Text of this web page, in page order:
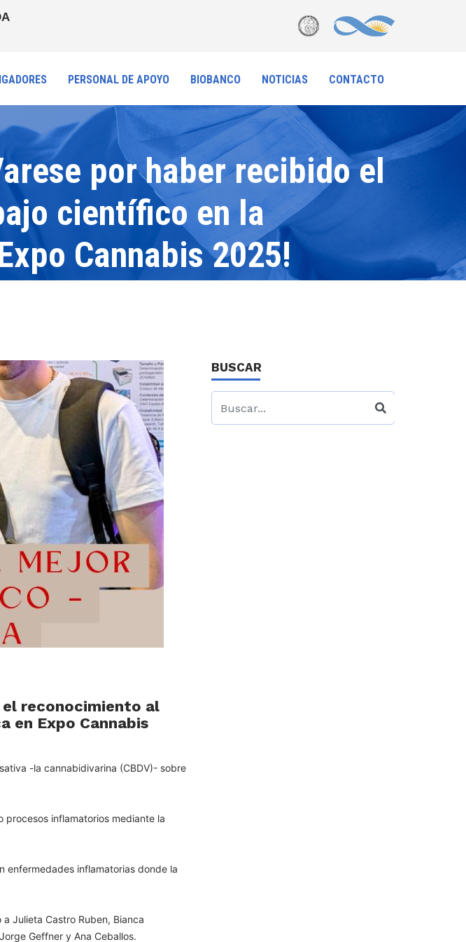
PERSONAL DE APOYO BIOBANCO NOTICIAS CONTACTO
por haber recibido el
científico en la
Cannabis 2025!
el reconocimiento al
en Expo Cannabis
-la cannabidivarina (CBDV)- sobre
procesos inflamatorios mediante la
enfermedades inflamatorias donde la
Julieta Castro Ruben, Bianca
Geffner y Ana Ceballos.
BUSCAR